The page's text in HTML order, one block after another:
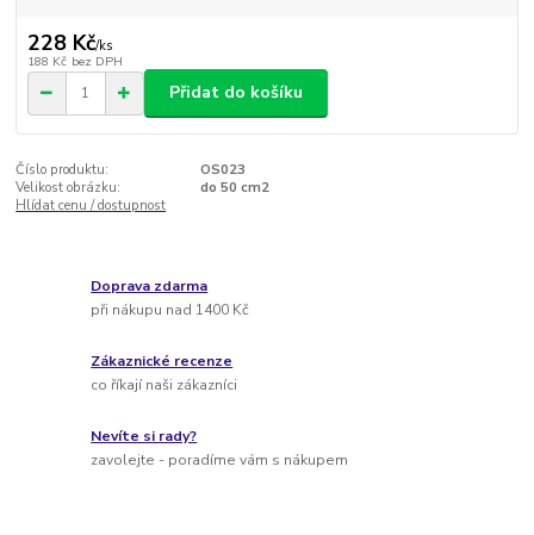
228 Kč/ks
188 Kč bez DPH
Přidat do košíku
Číslo produktu:
OS023
Velikost obrázku:
do 50 cm2
Hlídat cenu / dostupnost
Doprava zdarma
při nákupu nad 1400 Kč
Zákaznické recenze
co říkají naši zákazníci
Nevíte si rady?
zavolejte - poradíme vám s nákupem